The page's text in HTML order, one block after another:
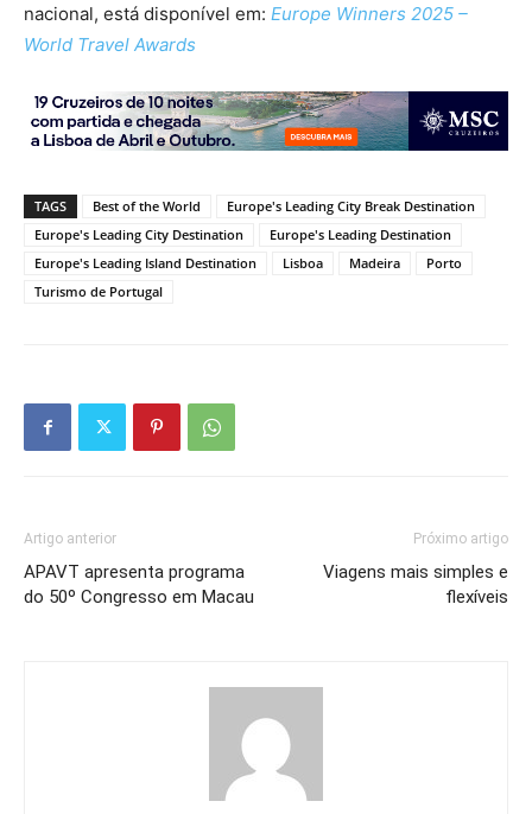
nacional, está disponível em: Europe Winners 2025 –
World Travel Awards
TAGS Best of the World
Europe's Leading City Break Destination
Europe's Leading City Destination
Europe's Leading Destination
Europe's Leading Island Destination
Lisboa Madeira
Porto
Turismo de Portugal
Artigo anterior
APAVT apresenta programa
do 50º Congresso em Macau
Próximo artigo
Viagens mais simples e
flexíveis